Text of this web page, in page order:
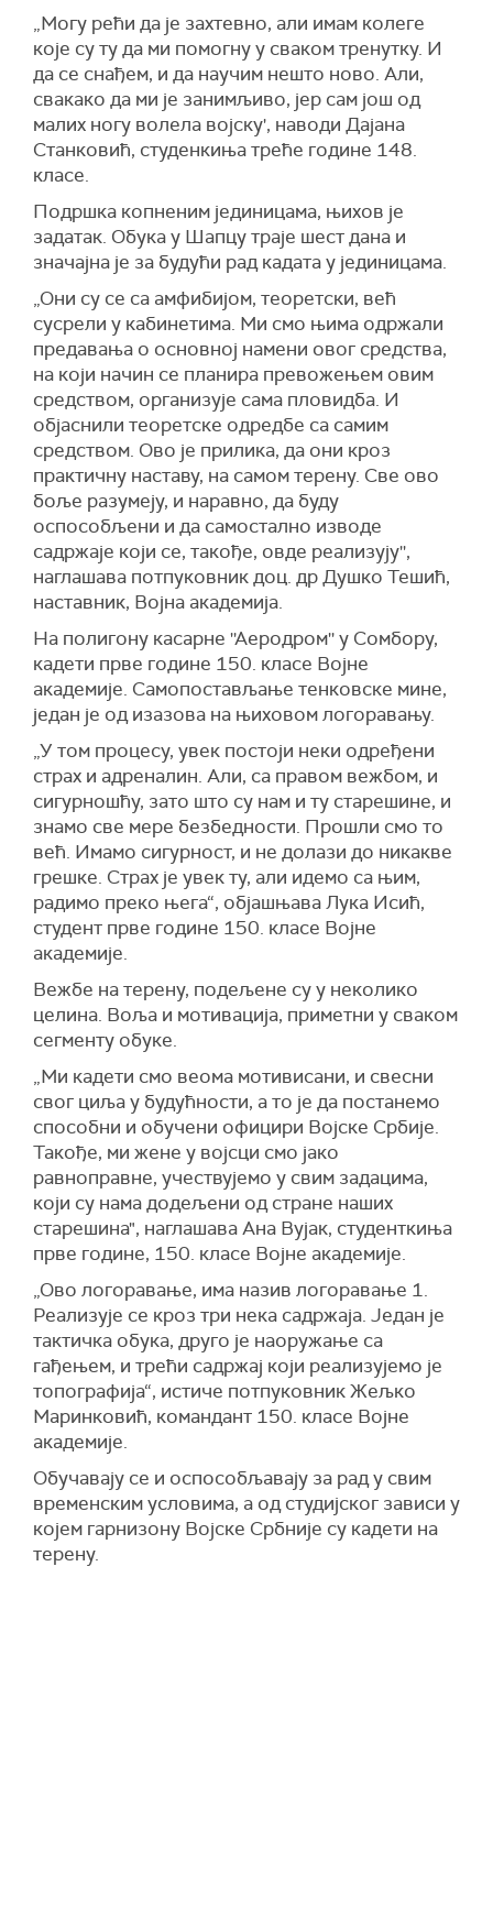
„Могу рећи да је захтевно, али имам колеге
које су ту да ми помогну у сваком тренутку. И
да се снађем, и да научим нешто ново. Али,
свакако да ми је занимљиво, јер сам још од
малих ногу волела војску', наводи Дајана
Станковић, студенкиња треће године 148.
класе.
Подршка копненим јединицама, њихов је
задатак. Обука у Шапцу траје шест дана и
значајна је за будући рад кадата у јединицама.
„Они су се са амфибијом, теоретски, већ
сусрели у кабинетима. Ми смо њима одржали
предавања о основној намени овог средства,
на који начин се планира превожењем овим
средством, организује сама пловидба. И
објаснили теоретске одредбе са самим
средством. Ово је прилика, да они кроз
практичну наставу, на самом терену. Све ово
боље разумеју, и наравно, да буду
оспособљени и да самостално изводе
садржаје који се, такође, овде реализују'',
наглашава потпуковник доц. др Душко Тешић,
наставник, Војна академија.
На полигону касарне ''Аеродром'' у Сомбору,
кадети прве године 150. класе Војне
академије. Самопостављање тенковске мине,
један је од изазова на њиховом логоравању.
„У том процесу, увек постоји неки одређени
страх и адреналин. Али, са правом вежбом, и
сигурношћу, зато што су нам и ту старешине, и
знамо све мере безбедности. Прошли смо то
већ. Имамо сигурност, и не долази до никакве
грешке. Страх је увек ту, али идемо са њим,
радимо преко њега“, објашњава Лука Исић,
студент прве године 150. класе Војне
академије.
Вежбе на терену, подељене су у неколико
целина. Воља и мотивација, приметни у сваком
сегменту обуке.
„Ми кадети смо веома мотивисани, и свесни
свог циља у будућности, а то је да постанемо
способни и обучени официри Војске Србије.
Такође, ми жене у војсци смо јако
равноправне, учествујемо у свим задацима,
који су нама додељени од стране наших
старешина", наглашава Ана Вујак, студенткиња
прве године, 150. класе Војне академије.
„Ово логоравање, има назив логоравање 1.
Реализује се кроз три нека садржаја. Један је
тактичка обука, друго је наоружање са
гађењем, и трећи садржај који реализујемо је
топографија“, истиче потпуковник Жељко
Маринковић, командант 150. класе Војне
академије.
Обучавају се и оспособљавају за рад у свим
временским условима, а од студијског зависи у
којем гарнизону Војске Србније су кадети на
терену.